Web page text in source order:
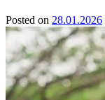
Posted on 28.01.2026